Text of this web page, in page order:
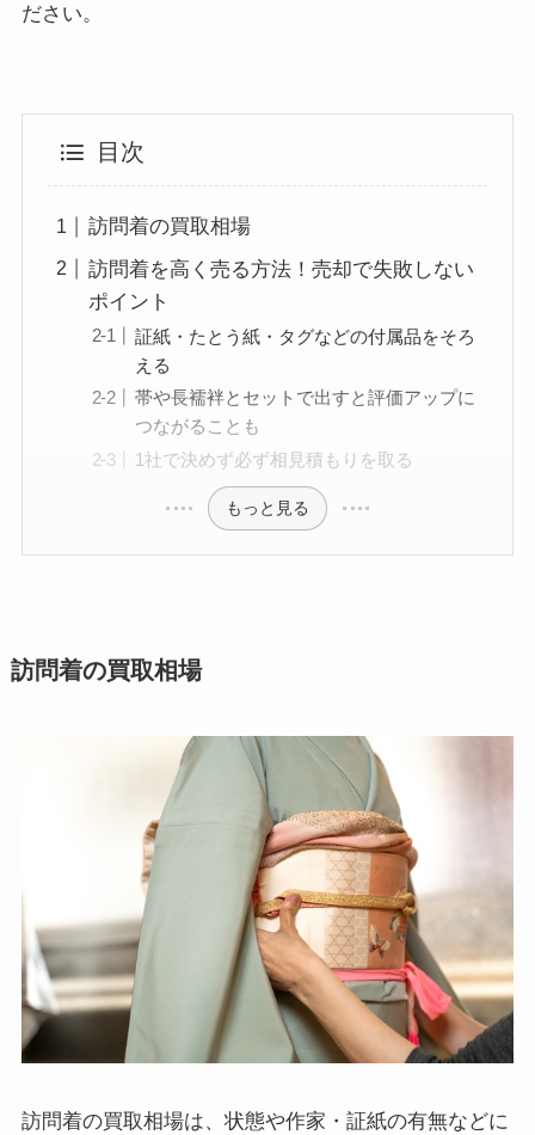
ださい。
目次
訪問着の買取相場
訪問着を高く売る方法！売却で失敗しない
ポイント
証紙・たとう紙・タグなどの付属品をそろ
える
帯や長襦袢とセットで出すと評価アップに
つながることも
1社で決めず必ず相見積もりを取る
もっと見る
訪問着の買取相場
訪問着の買取相場は、状態や作家・証紙の有無などに